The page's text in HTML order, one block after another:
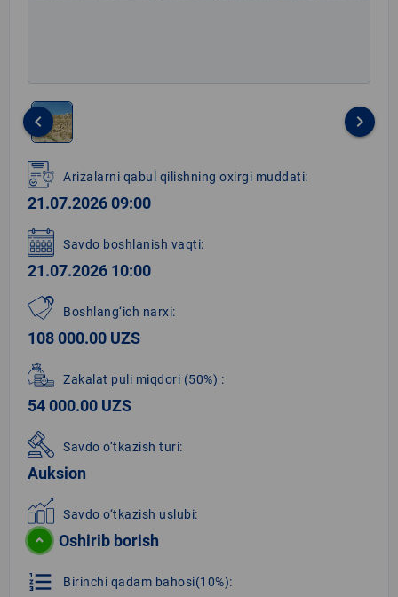
1
of
1
keyboard_arrow_left keyboard_arrow_right
Arizalarni qabul qilishning oxirgi muddati:
21.07.2026 09:00
Savdo boshlanish vaqti:
21.07.2026 10:00
Boshlang‘ich narxi:
108 000.00 UZS
Zakalat puli miqdori (50%) :
54 000.00 UZS
Savdo o‘tkazish turi:
Auksion
Savdo o‘tkazish uslubi:
Oshirib borish
format_list_numbered Birinchi qadam bahosi(10%):